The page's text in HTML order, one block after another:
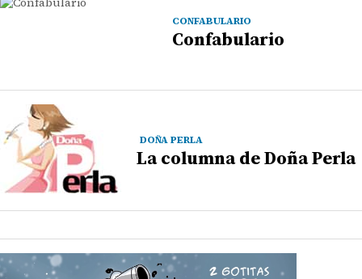
CONFABULARIO
Confabulario
DOÑA PERLA
La columna de Doña Perla